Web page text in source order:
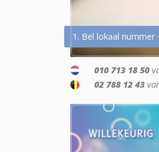
1. Bel lokaal nummer
010 713 18 50
02 788 12 43